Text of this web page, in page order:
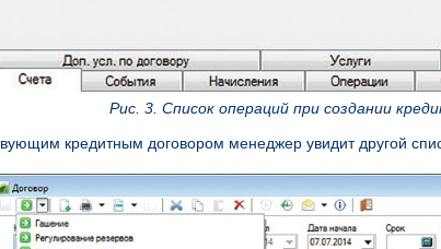
Рис. 3. Список операций при создании
кредитным договором менеджер увидит другой